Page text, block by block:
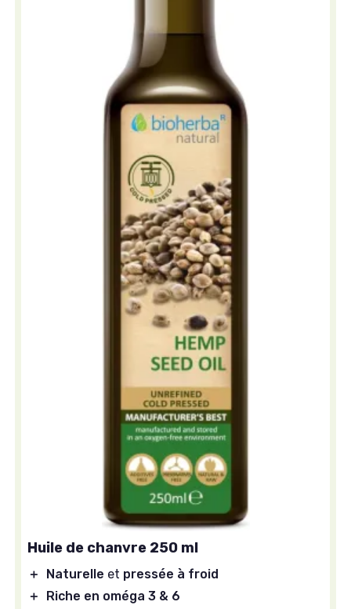
Huile de chanvre 250 ml
＋ Naturelle et pressée à froid
＋
Riche en oméga 3 & 6